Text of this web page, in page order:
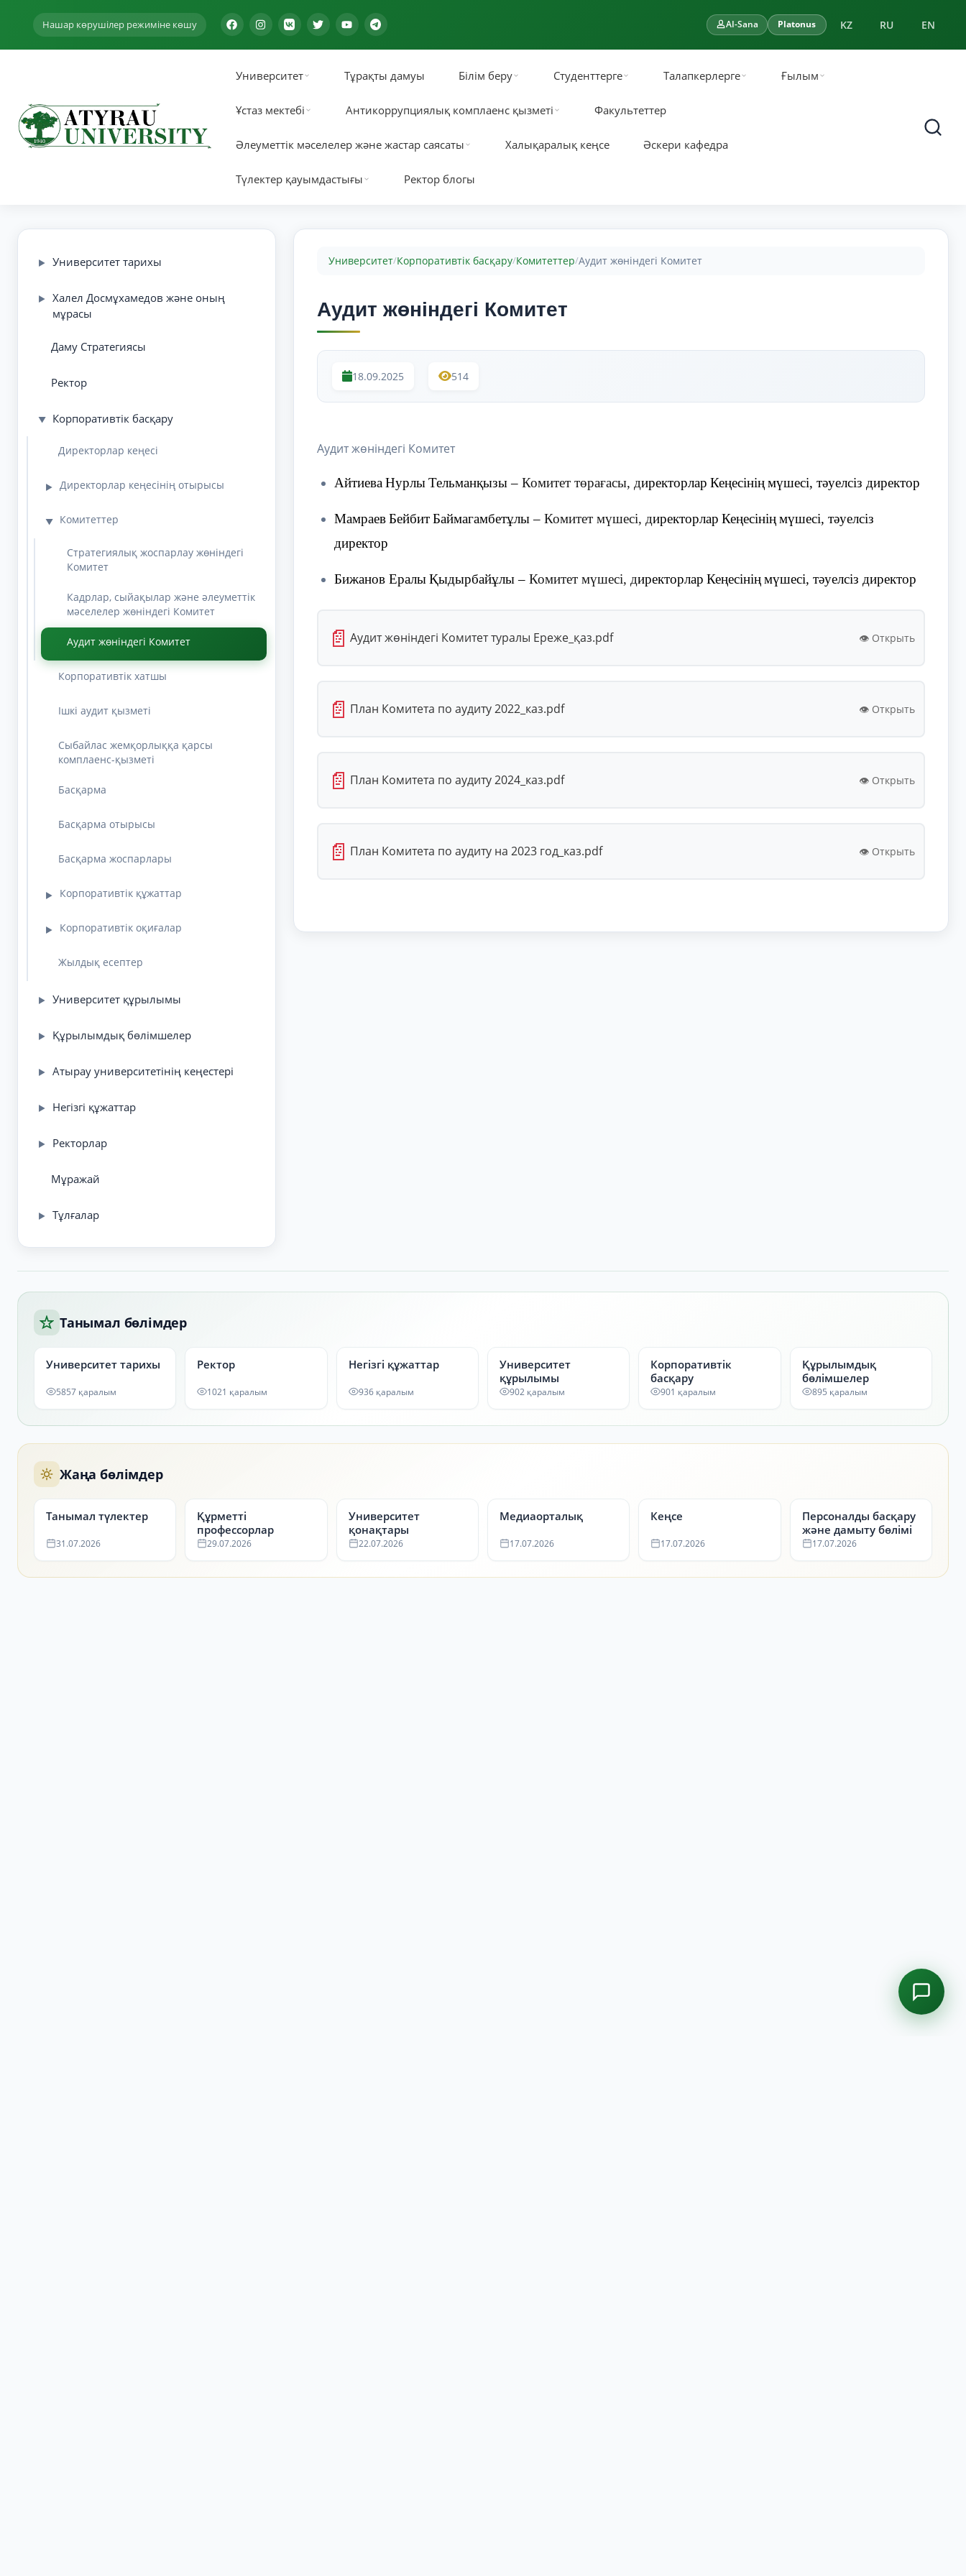
Нашар көрушілер режиміне көшу AI-Sana Platonus KZ RU EN
Университет Тұрақты дамуы Білім беру Студенттерге Талапкерлерге Ғылым
Ұстаз мектебі Антикоррупциялық комплаенс қызметі Факультеттер
Әлеуметтік мәселелер және жастар саясаты Халықаралық кеңсе Әскери кафедра
Түлектер қауымдастығы Ректор блогы
▶ Университет тарихы
▶
Халел Досмұхамедов және оның
мұрасы
Даму Стратегиясы
Ректор
▼ Корпоративтік басқару
Директорлар кеңесі
▶ Директорлар кеңесінің отырысы
▼ Комитеттер
Стратегиялық жоспарлау жөніндегі
Комитет
Кадрлар, сыйақылар және әлеуметтік
мәселелер жөніндегі Комитет
Аудит жөніндегі Комитет
Корпоративтік хатшы
Ішкі аудит қызметі
Сыбайлас жемқорлыққа қарсы
комплаенс-қызметі
Басқарма
Басқарма отырысы
Басқарма жоспарлары
▶ Корпоративтік құжаттар
▶ Корпоративтік оқиғалар
Жылдық есептер
▶ Университет құрылымы
▶ Құрылымдық бөлімшелер
▶ Атырау университетінің кеңестері
▶ Негізгі құжаттар
▶ Ректорлар
Мұражай
▶ Тұлғалар
Университет/Корпоративтік басқару/Комитеттер/Аудит жөніндегі Комитет
Аудит жөніндегі Комитет
18.09.2025 514
Аудит жөніндегі Комитет
АйтиеваНурлыТельманқызы– Комитет төрағасы, директорлар Кеңесініңмүшесі, тәуелсіз директор
МамраевБейбитБаймагамбетұлы– Комитет мүшесі, директорлар Кеңесініңмүшесі, тәуелсіз
директор
Бижанов ЕралыҚыдырбайұлы– Комитет мүшесі, директорлар Кеңесініңмүшесі, тәуелсіз директор
📄 Аудит жөніндегі Комитет туралы Ереже_қаз.pdf 👁️ Открыть
📄 План Комитета по аудиту 2022_каз.pdf 👁️ Открыть
📄 План Комитета по аудиту 2024_каз.pdf 👁️ Открыть
📄 План Комитета по аудиту на 2023 год_каз.pdf 👁️ Открыть
Танымал бөлімдер
Университет тарихы
5857 қаралым
Ректор
1021 қаралым
Негізгі құжаттар
936 қаралым
Университет
құрылымы
902 қаралым
Корпоративтік
басқару
901 қаралым
Құрылымдық
бөлімшелер
895 қаралым
Жаңа бөлімдер
Танымал түлектер
31.07.2026
Құрметті
профессорлар
29.07.2026
Университет
қонақтары
22.07.2026
Медиаорталық
17.07.2026
Кеңсе
17.07.2026
Персоналды басқару
және дамыту бөлімі
17.07.2026